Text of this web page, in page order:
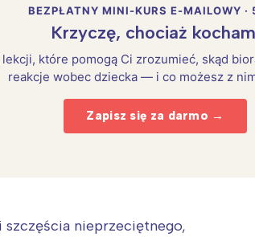
BEZPŁATNY MINI-KURS E-MAILOWY ·
Krzyczę, chociaż
lekcji, które pomogą Ci zrozumieć, skąd
reakcje wobec dziecka — i co możesz z
Zapisz się za darmo →
szczęścia nieprzeciętnego,